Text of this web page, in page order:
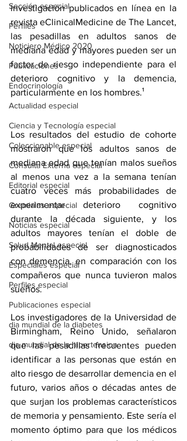
Sección especial
Perfiles
Noticiero Médico 2020
Publicaciones
Endocrinología
Actualidad especial
Ciencia y Tecnología especial
Coleccionable especial
Consulta Externa especial
Editorial especial
Gremiales especial
Noticias especial
Salud Mental especial
Especiales especial
Perfiles especial
Publicaciones especial
dia mundial de la diabetes
dia mundial de la hipertension
investigación publicados en línea en la
revista eClinicalMedicine de The Lancet,
las pesadillas en adultos sanos de
mediana edad y mayores pueden ser un
factor de riesgo independiente para el
deterioro cognitivo y la demencia,
particularmente en los hombres.¹
Los resultados del estudio de cohorte
mostraron que los adultos sanos de
mediana edad que tenían malos sueños
al menos una vez a la semana tenían
cuatro veces más probabilidades de
experimentar deterioro cognitivo
durante la década siguiente, y los
adultos mayores tenían el doble de
probabilidades de ser diagnosticados
con demencia, en comparación con los
compañeros que nunca tuvieron malos
sueños.
Los investigadores de la Universidad de
Birmingham, Reino Unido, señalaron
que las pesadillas frecuentes pueden
identificar a las personas que están en
alto riesgo de desarrollar demencia en el
futuro, varios años o décadas antes de
que surjan los problemas característicos
de memoria y pensamiento. Este sería el
momento óptimo para que los médicos